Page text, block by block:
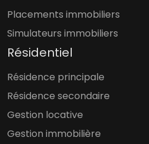
Placements immobiliers
Simulateurs immobiliers
Résidentiel
Résidence principale
Résidence secondaire
Gestion locative
Gestion immobilière